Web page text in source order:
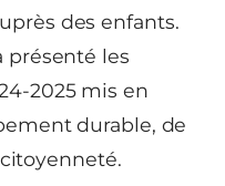
des enfants.
présenté les
2025 mis en
durable, de